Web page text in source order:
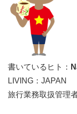
書いているヒト：
LIVING：JAPAN
旅行業務取扱管理